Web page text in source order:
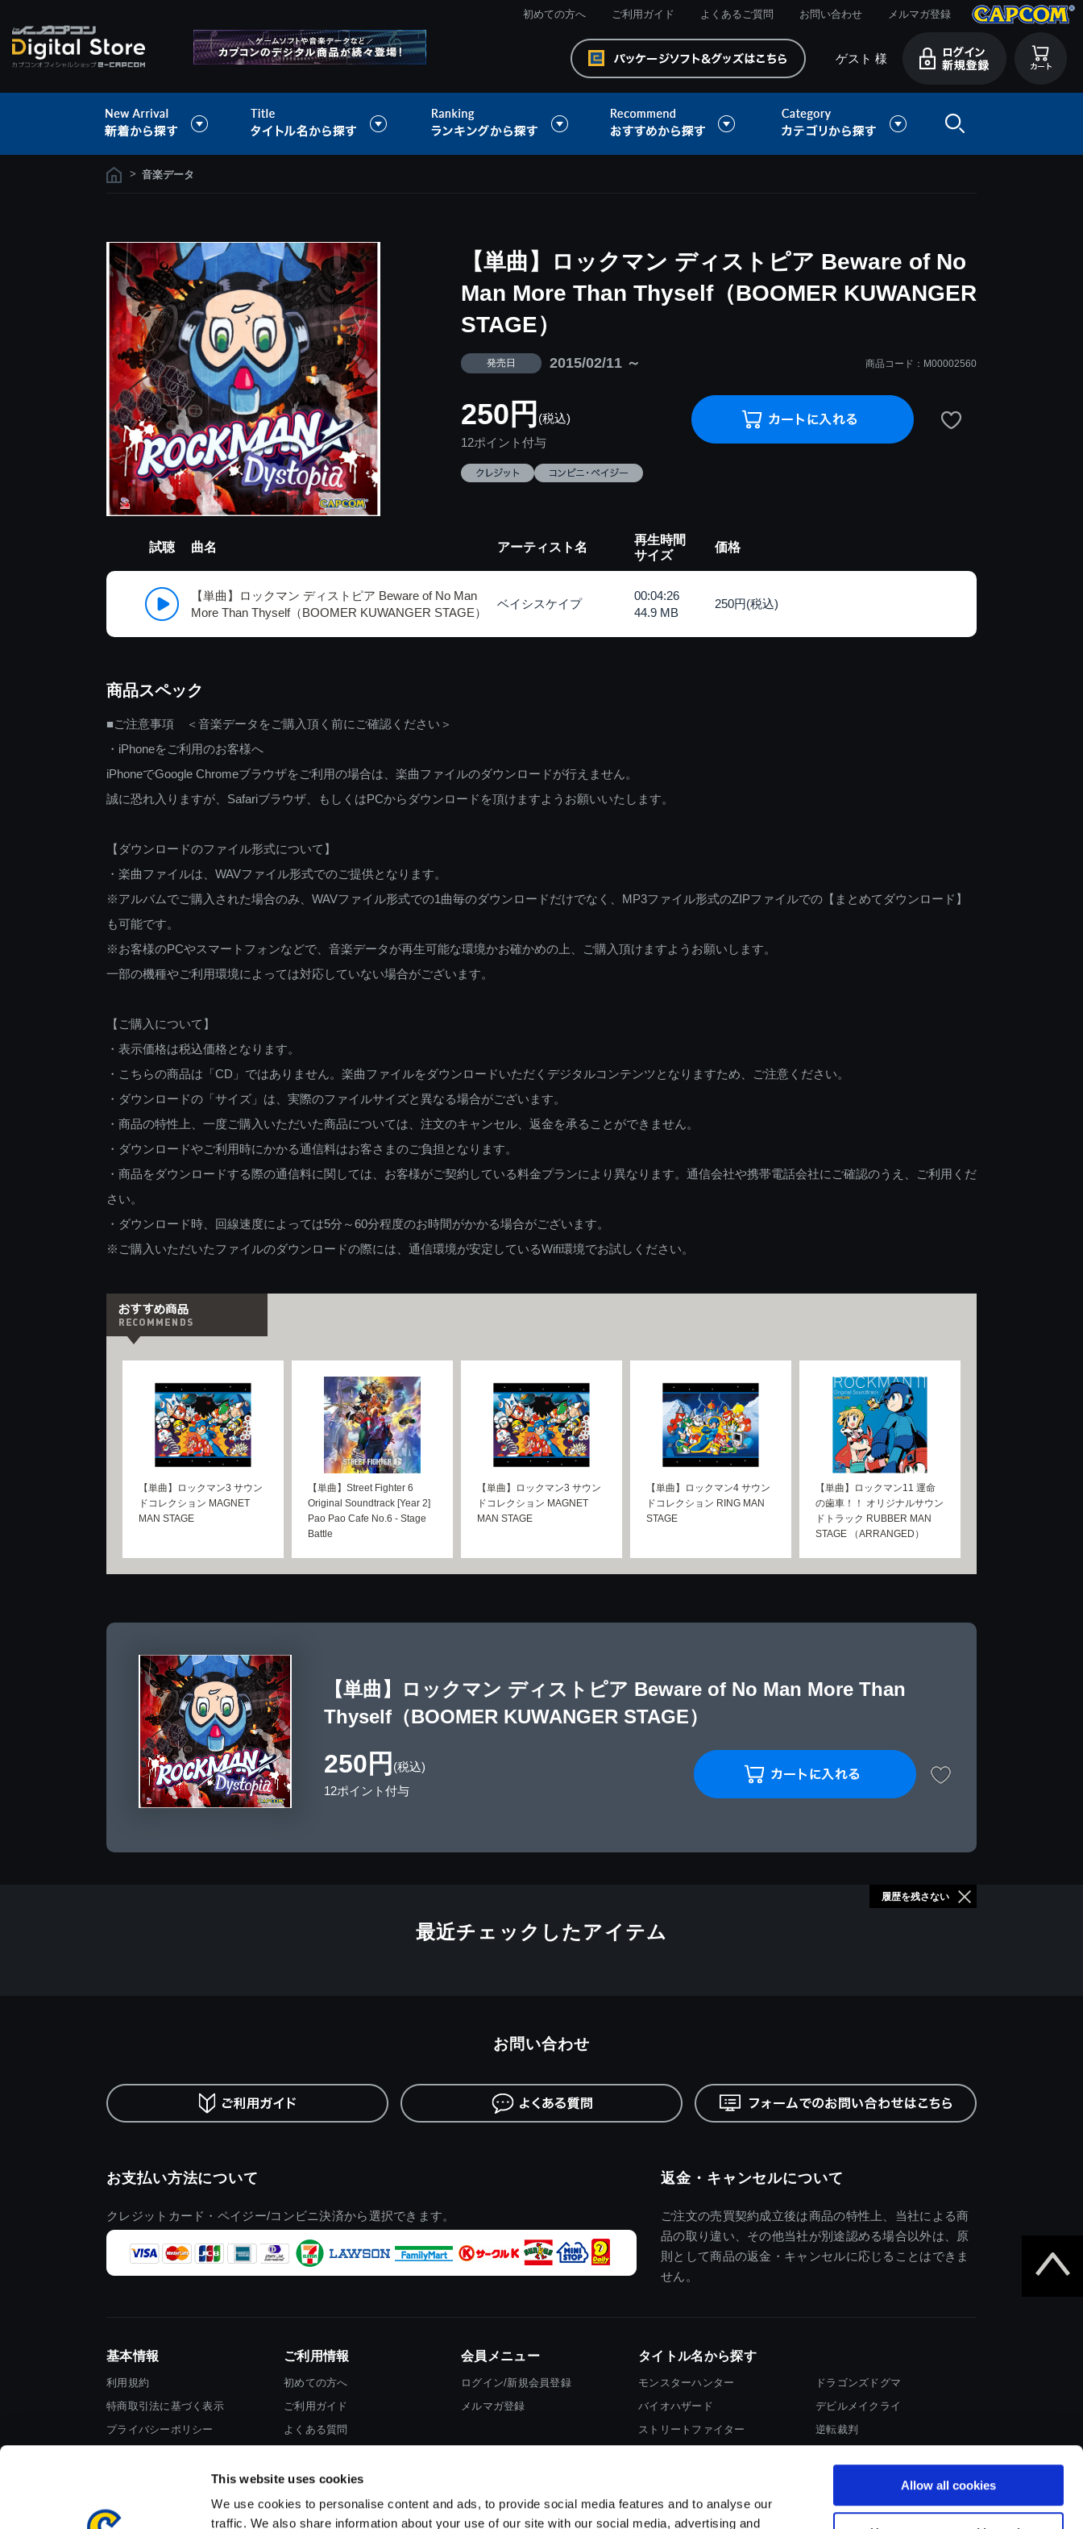
This website uses cookies
We use cookies to personalise content and ads, to provide social media features and to analyse our
traffic. We also share information about your use of our site with our social media, advertising and
Allow all cookies
初めての方へ ご利用ガイド よくあるご質問 お問い合わせ メルマガ登録
ゲスト 様
> 音楽データ
【単曲】ロックマン ディストピア Beware of No
Man More Than Thyself（BOOMER KUWANGER
STAGE）
発売日 2015/02/11 ～ 商品コード：M00002560
250円 (税込)
12ポイント付与
試聴 曲名 アーティスト名
再生時間
サイズ
価格
【単曲】ロックマン ディストピア Beware of No Man
More Than Thyself（BOOMER KUWANGER STAGE）
ベイシスケイプ
00:04:26
44.9 MB
250円(税込)
商品スペック
■ご注意事項 ＜音楽データをご購入頂く前にご確認ください＞
・iPhoneをご利用のお客様へ
iPhoneでGoogle Chromeブラウザをご利用の場合は、楽曲ファイルのダウンロードが行えません。
誠に恐れ入りますが、Safariブラウザ、もしくはPCからダウンロードを頂けますようお願いいたします。
【ダウンロードのファイル形式について】
・楽曲ファイルは、WAVファイル形式でのご提供となります。
※アルバムでご購入された場合のみ、WAVファイル形式での1曲毎のダウンロードだけでなく、MP3ファイル形式のZIPファイルでの【まとめてダウンロード】
も可能です。
※お客様のPCやスマートフォンなどで、音楽データが再生可能な環境かお確かめの上、ご購入頂けますようお願いします。
一部の機種やご利用環境によっては対応していない場合がございます。
【ご購入について】
・表示価格は税込価格となります。
・こちらの商品は「CD」ではありません。楽曲ファイルをダウンロードいただくデジタルコンテンツとなりますため、ご注意ください。
・ダウンロードの「サイズ」は、実際のファイルサイズと異なる場合がございます。
・商品の特性上、一度ご購入いただいた商品については、注文のキャンセル、返金を承ることができません。
・ダウンロードやご利用時にかかる通信料はお客さまのご負担となります。
・商品をダウンロードする際の通信料に関しては、お客様がご契約している料金プランにより異なります。通信会社や携帯電話会社にご確認のうえ、ご利用くだ
さい。
・ダウンロード時、回線速度によっては5分～60分程度のお時間がかかる場合がございます。
※ご購入いただいたファイルのダウンロードの際には、通信環境が安定しているWifi環境でお試しください。
【単曲】ロックマン3 サウン
ドコレクション MAGNET
MAN STAGE
【単曲】Street Fighter 6
Original Soundtrack [Year 2]
Pao Pao Cafe No.6 - Stage
Battle
【単曲】ロックマン3 サウン
ドコレクション MAGNET
MAN STAGE
【単曲】ロックマン4 サウン
ドコレクション RING MAN
STAGE
【単曲】ロックマン11 運命
の歯車！！ オリジナルサウン
ドトラック RUBBER MAN
STAGE （ARRANGED）
【単曲】ロックマン ディストピア Beware of No Man More Than
Thyself（BOOMER KUWANGER STAGE）
250円 (税込)
12ポイント付与
最近チェックしたアイテム
履歴を残さない
お支払い方法について
クレジットカード・ペイジー/コンビニ決済から選択できます。
返金・キャンセルについて
ご注文の売買契約成立後は商品の特性上、当社による商
品の取り違い、その他当社が別途認める場合以外は、原
則として商品の返金・キャンセルに応じることはできま
せん。
お問い合わせ
基本情報
利用規約
特商取引法に基づく表示
プライバシーポリシー
ご利用情報
初めての方へ
ご利用ガイド
よくある質問
会員メニュー
ログイン/新規会員登録
メルマガ登録
タイトル名から探す
モンスターハンター
バイオハザード
ストリートファイター
ドラゴンズドグマ
デビルメイクライ
逆転裁判